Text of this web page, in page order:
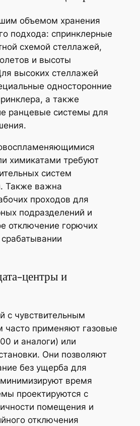
объемом хранения
подхода: спринклерные
схемой стеллажей,
и высоты
высоких стеллажей
односторонние
а также
ранцевые системы для
химикатами требуют
систем
Также важна
проходов для
подразделений и
отключение горючих
центры и
с чувствительным
часто применяют газовые
и аналоги) или
Они позволяют
без ущерба для
время
проектируются с
помещения и
отключения